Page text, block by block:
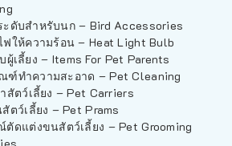
ะดับสำหรับนก – Bird Accessories
ฟให้ความร้อน – Heat Light Bulb
เลี้ยง – Items For Pet Parents
ฑ์ทำความสะอาด – Pet Cleaning
สัตว์เลี้ยง – Pet Carriers
ตว์เลี้ยง – Pet Prams
ตัดแต่งขนสัตว์เลี้ยง – Pet Grooming